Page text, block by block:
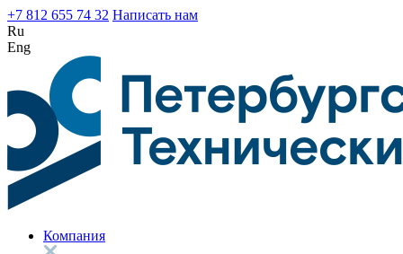
+7 812 655 74 32 Написать нам
Ru
Eng
Компания